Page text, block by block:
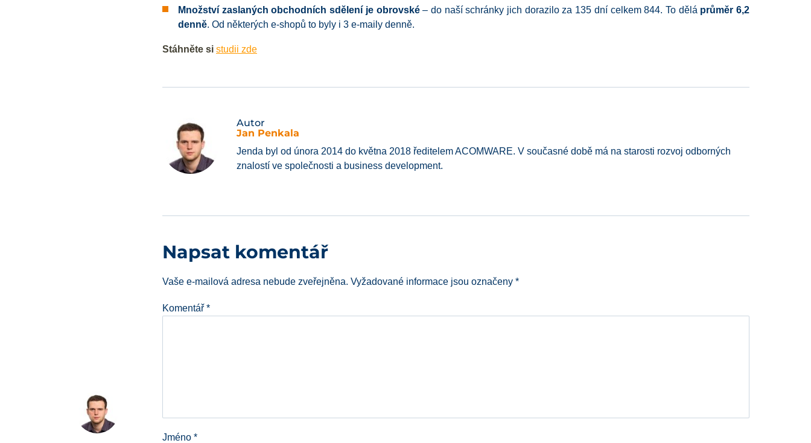
Množství zaslaných obchodních sdělení je obrovské– do naší schránky jich dorazilo za 135 dní celkem 844. To dělá průměr 6,2
denně. Od některých e-shopů to byly i 3 e-maily denně.
Stáhněte si studii zde
Autor
Jan Penkala
Jenda byl od února 2014 do května 2018 ředitelem ACOMWARE. V současné době má na starosti rozvoj odborných
znalostí ve společnosti a business development.
Napsat komentář
Vaše e-mailová adresa nebude zveřejněna. Vyžadované informace jsou označeny *
Komentář *
Jméno *